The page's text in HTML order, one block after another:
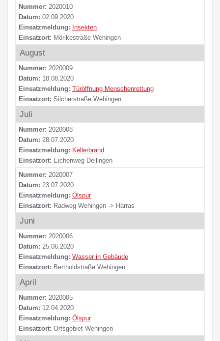
Nummer: 2020010
Datum: 02.09.2020
Einsatzmeldung: Insekten
Einsatzort: Mörikestraße Wehingen
August
Nummer: 2020009
Datum: 18.08.2020
Einsatzmeldung: Türöffnung Menschenrettung
Einsatzort: Silcherstraße Wehingen
Juli
Nummer: 2020008
Datum: 28.07.2020
Einsatzmeldung: Kellerbrand
Einsatzort: Eichenweg Deilingen
Nummer: 2020007
Datum: 23.07.2020
Einsatzmeldung: Ölspur
Einsatzort: Radweg Wehingen -> Harras
Juni
Nummer: 2020006
Datum: 25.06.2020
Einsatzmeldung: Wasser in Gebäude
Einsatzort: Bertholdstraße Wehingen
April
Nummer: 2020005
Datum: 12.04.2020
Einsatzmeldung: Ölspur
Einsatzort: Ortsgebiet Wehingen